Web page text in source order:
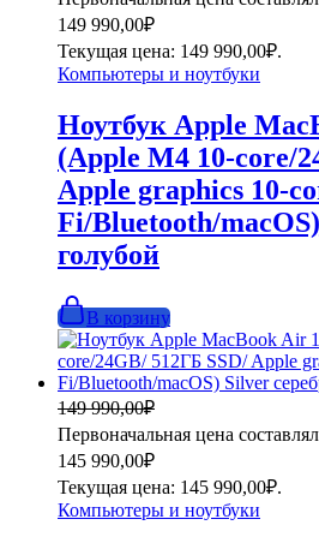
149 990,00₽
Текущая цена: 149 990,00₽.
Компьютеры и ноутбуки
Ноутбук Apple
(Apple M4 10-core/
Apple graphics 10-
Fi/Bluetooth/
голубой
В корзину
149 990,00₽
Первоначальная цена
145 990,00₽
Текущая цена: 145 990,00₽.
Компьютеры и ноутбуки